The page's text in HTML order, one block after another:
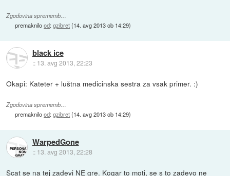
Zgodovina sprememb…
premaknilood:gzibret(14. avg 2013 ob 14:29)
black ice
:: 13. avg 2013, 22:23
Okapi: Kateter + luštna medicinska sestra za vsak primer. :)
Zgodovina sprememb…
premaknilood:gzibret(14. avg 2013 ob 14:29)
WarpedGone
:: 13. avg 2013, 22:28
Scat se na tej zadevi NE gre. Kogar to moti, se s to zadevo ne